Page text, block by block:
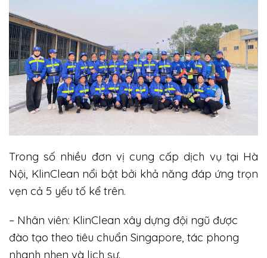
Trong số nhiều đơn vị cung cấp dịch vụ tại Hà
Nội, KlinClean nổi bật bởi khả năng đáp ứng trọn
vẹn cả 5 yếu tố kể trên.
– Nhân viên: KlinClean xây dựng đội ngũ được
đào tạo theo tiêu chuẩn Singapore, tác phong
nhanh nhẹn và lịch sự.